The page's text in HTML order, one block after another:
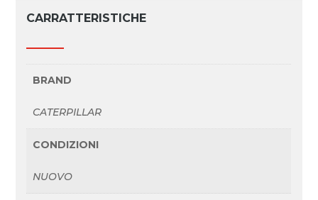
CARRATTERISTICHE
BRAND
CATERPILLAR
CONDIZIONI
NUOVO